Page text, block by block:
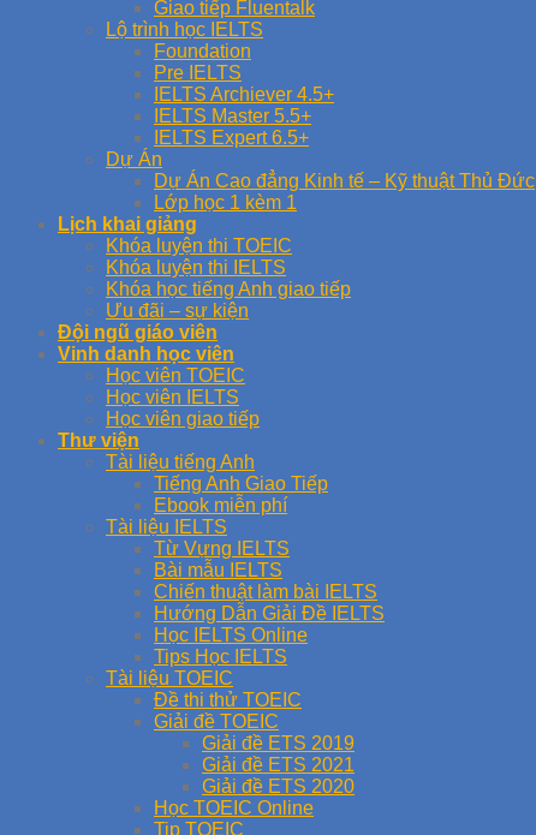
Giao tiếp Fluentalk
Lộ trình học IELTS
Foundation
Pre IELTS
IELTS Archiever 4.5+
IELTS Master 5.5+
IELTS Expert 6.5+
Dự Án
Dự Án Cao đẳng Kinh tế – Kỹ thuật Thủ Đức
Lớp học 1 kèm 1
Lịch khai giảng
Khóa luyện thi TOEIC
Khóa luyện thi IELTS
Khóa học tiếng Anh giao tiếp
Ưu đãi – sự kiện
Đội ngũ giáo viên
Vinh danh học viên
Học viên TOEIC
Học viên IELTS
Học viên giao tiếp
Thư viện
Tài liệu tiếng Anh
Tiếng Anh Giao Tiếp
Ebook miễn phí
Tài liệu IELTS
Từ Vựng IELTS
Bài mẫu IELTS
Chiến thuật làm bài IELTS
Hướng Dẫn Giải Đề IELTS
Học IELTS Online
Tips Học IELTS
Tài liệu TOEIC
Đề thi thử TOEIC
Giải đề TOEIC
Giải đề ETS 2019
Giải đề ETS 2021
Giải đề ETS 2020
Học TOEIC Online
Tip TOEIC